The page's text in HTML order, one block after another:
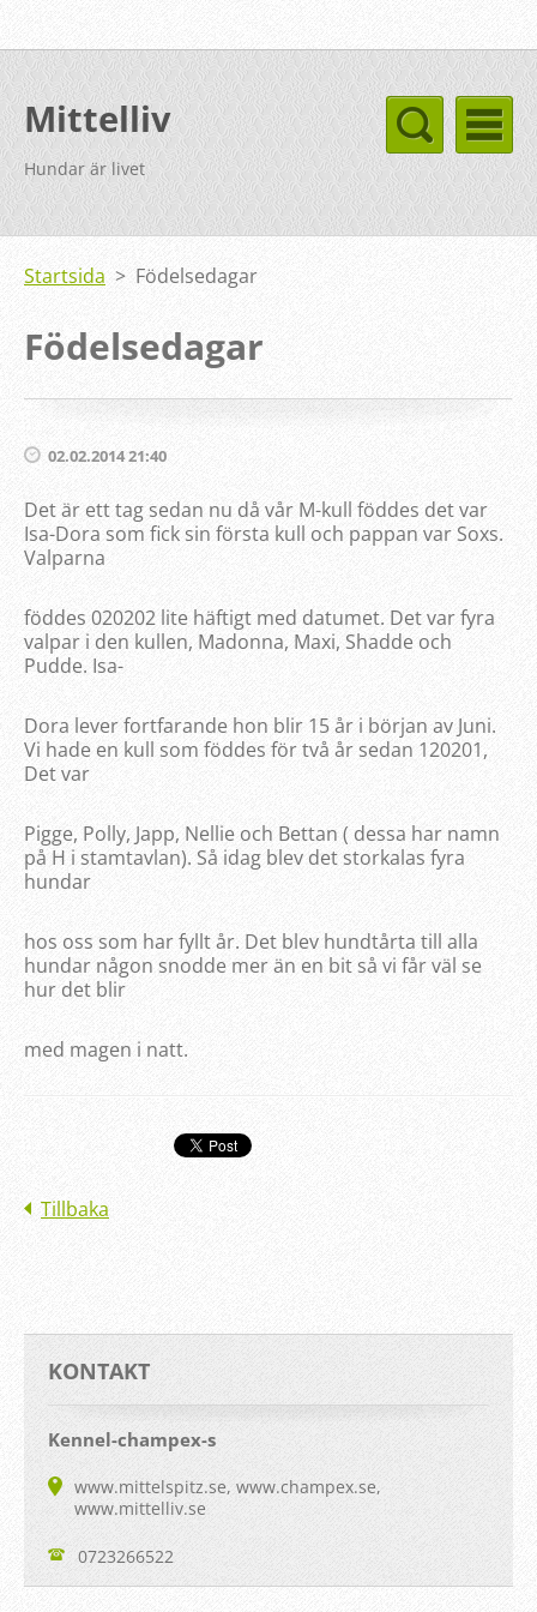
Mittelliv
Hundar är livet
Startsida > Födelsedagar
Födelsedagar
02.02.2014 21:40
Det är ett tag sedan nu då vår M-kull föddes det var
Isa-Dora som fick sin första kull och pappan var Soxs.
Valparna
föddes 020202 lite häftigt med datumet. Det var fyra
valpar i den kullen, Madonna, Maxi, Shadde och
Pudde. Isa-
Dora lever fortfarande hon blir 15 år i början av Juni.
Vi hade en kull som föddes för två år sedan 120201,
Det var
Pigge, Polly, Japp, Nellie och Bettan ( dessa har namn
på H i stamtavlan). Så idag blev det storkalas fyra
hundar
hos oss som har fyllt år. Det blev hundtårta till alla
hundar någon snodde mer än en bit så vi får väl se
hur det blir
med magen i natt.
Tillbaka
KONTAKT
Kennel-champex-s
www.mittelspitz.se, www.champex.se,
www.mittelliv.se
0723266522